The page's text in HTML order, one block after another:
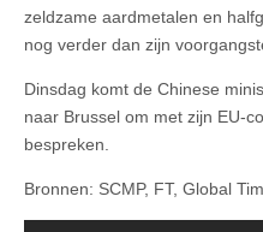
zeldzame aardmetalen en
nog verder dan zijn
Dinsdag komt de Chinese
naar Brussel om met zijn EU-
bespreken.
Bronnen: SCMP, FT, Global